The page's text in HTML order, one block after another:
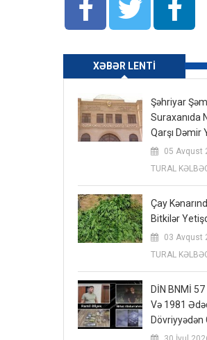
XƏBƏR LENTI
Şəhriyar
Suraxanıda
Qarşı Dəmir
05 Avqust
TURAL
Çay
Bitkilər
03 Avqust
TURAL
DİN BNMİ
Və 1981
Dövriyyədən